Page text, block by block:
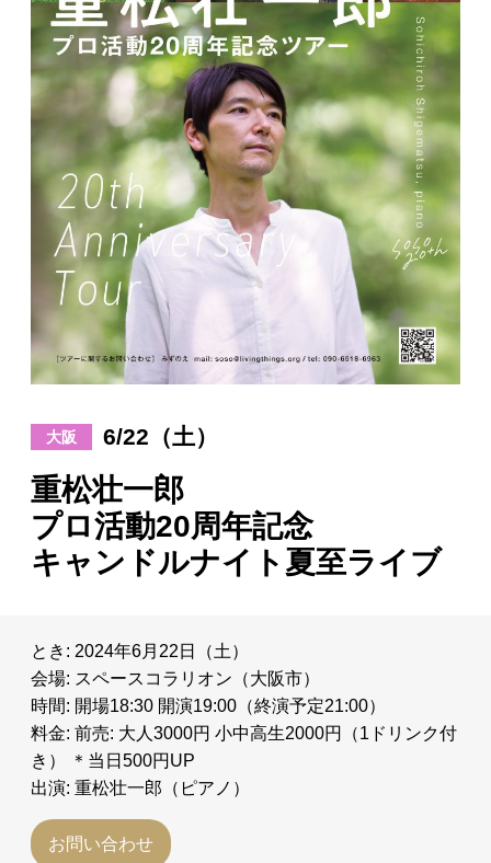
オンライン・ショップ
ギャラリー
日々のレポート
Specials
プロフィール
演奏依頼
大阪 6/22（土）
重松壮一郎
プロ活動20周年記念
キャンドルナイト夏至ライブ
とき: 2024年6月22日（土）
会場: スペースコラリオン（大阪市）
時間: 開場18:30 開演19:00（終演予定21:00）
料金: 前売: 大人3000円 小中高生2000円（1ドリンク付
き） ＊当日500円UP
出演: 重松壮一郎（ピアノ）
お問い合わせ